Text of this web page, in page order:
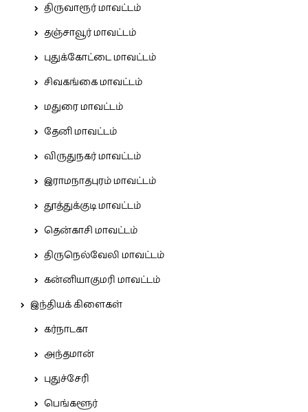
திருவாரூர் மாவட்டம்
தஞ்சாவூர் மாவட்டம்
புதுக்கோட்டை மாவட்டம்
சிவகங்கை மாவட்டம்
மதுரை மாவட்டம்
தேனி மாவட்டம்
விருதுநகர் மாவட்டம்
இராமநாதபுரம் மாவட்டம்
தூத்துக்குடி மாவட்டம்
தென்காசி மாவட்டம்
திருநெல்வேலி மாவட்டம்
கன்னியாகுமரி மாவட்டம்
இந்தியக் கிளைகள்
கர்நாடகா
அந்தமான்
புதுச்சேரி
பெங்களூர்